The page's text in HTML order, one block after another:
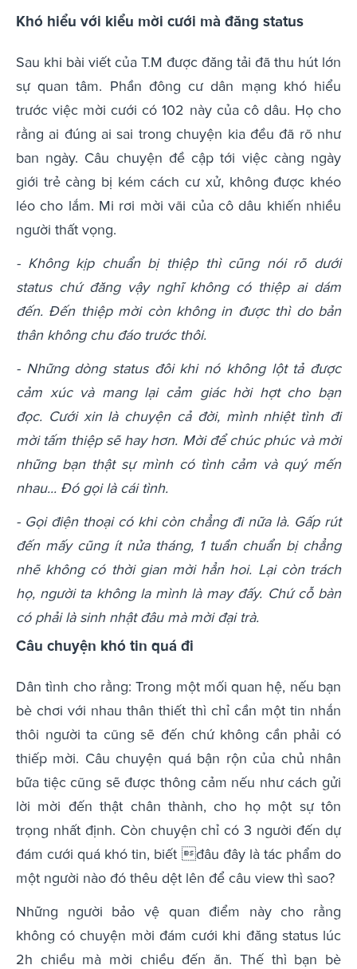
Khó hiểu với kiểu mời cưới mà đăng status
Sau khi bài viết của T.M được đăng tải đã thu hút lớn
sự quan tâm. Phần đông cư dân mạng khó hiểu
trước việc mời cưới có 102 này của cô dâu. Họ cho
rằng ai đúng ai sai trong chuyện kia đều đã rõ như
ban ngày. Câu chuyện đề cập tới việc càng ngày
giới trẻ càng bị kém cách cư xử, không được khéo
léo cho lắm. Mi rơi mời vãi của cô dâu khiến nhiều
người thất vọng.
- Không kịp chuẩn bị thiệp thì cũng nói rõ dưới
status chứ đăng vậy nghĩ không có thiệp ai dám
đến. Đến thiệp mời còn không in được thì do bản
thân không chu đáo trước thôi.
- Những dòng status đôi khi nó không lột tả được
cảm xúc và mang lại cảm giác hời hợt cho bạn
đọc. Cưới xin là chuyện cả đời, mình nhiệt tình đi
mời tấm thiệp sẽ hay hơn. Mời để chúc phúc và mời
những bạn thật sự mình có tình cảm và quý mến
nhau... Đó gọi là cái tình.
- Gọi điện thoại có khi còn chẳng đi nữa là. Gấp rút
đến mấy cũng ít nửa tháng, 1 tuần chuẩn bị chẳng
nhẽ không có thời gian mời hẳn hoi. Lại còn trách
họ, người ta khôngla mình là may đấy. Chứ cỗ bàn
có phải là sinh nhật đâu mà mời đại trà.
Câu chuyện khó tin quá đi
Dân tình cho rằng: Trong một mối quan hệ, nếu bạn
bè chơi với nhau thân thiết thì chỉ cần một tin nhắn
thôi người ta cũng sẽ đến chứ không cần phải có
thiếp mời. Câu chuyện quá bận rộn của chủ nhân
bữa tiệc cũng sẽ được thông cảm nếu như cách gửi
lời mời đến thật chân thành, cho họ một sự tôn
trọng nhất định. Còn chuyện chỉ có 3 người đến dự
đám cưới quá khó tin, biết đâu đây là tác phẩm do
một người nào đó thêu dệt lên để câu view thì sao?
Những người bảo vệ quan điểm này cho rằng
không có chuyện mời đám cưới khi đăng status lúc
2h chiều mà mời chiều đến ăn. Thế thì bạn bè